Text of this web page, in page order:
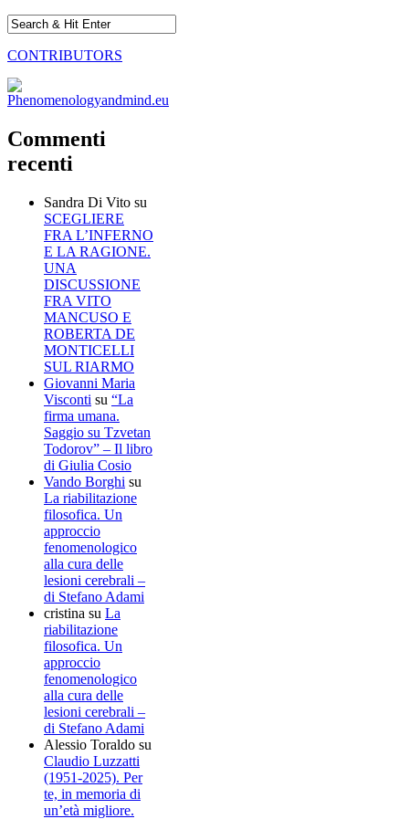
CONTRIBUTORS
Commenti
recenti
Sandra Di Vito su
SCEGLIERE
FRA L’INFERNO
E LA RAGIONE.
UNA
DISCUSSIONE
FRA VITO
MANCUSO E
ROBERTA DE
MONTICELLI
SUL RIARMO
Giovanni Maria
Visconti su “La
firma umana.
Saggio su Tzvetan
Todorov” – Il libro
di Giulia Cosio
Vando Borghi su
La riabilitazione
filosofica. Un
approccio
fenomenologico
alla cura delle
lesioni cerebrali –
di Stefano Adami
cristina su La
riabilitazione
filosofica. Un
approccio
fenomenologico
alla cura delle
lesioni cerebrali –
di Stefano Adami
Alessio Toraldo su
Claudio Luzzatti
(1951-2025). Per
te, in memoria di
un’età migliore.